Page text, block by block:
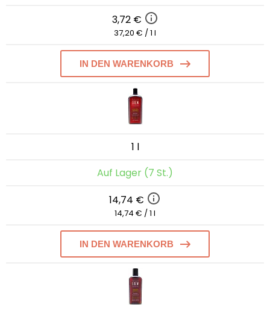
3,72 €
37,20 € / 1 l
IN DEN WARENKORB
1 l
Auf Lager (7 St.)
14,74 €
14,74 € / 1 l
IN DEN WARENKORB